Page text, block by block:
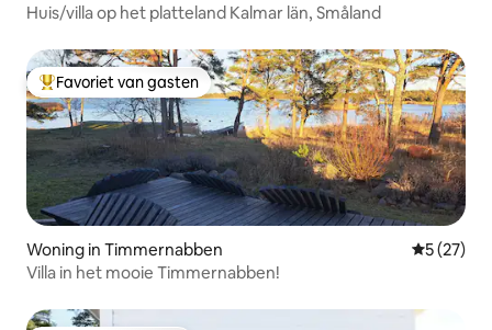
Huis/villa op het platteland Kalmar län, Småland
Topfavoriet van gasten
Favoriet van gasten
Woning in Timmernabben
5 (27)
Villa in het mooie Timmernabben!